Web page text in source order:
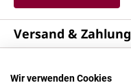
Versand & Zahlung
Wir verwenden Cookies